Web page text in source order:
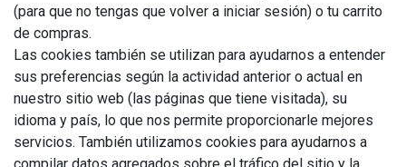
(para que no tengas que volver a iniciar sesión) o tu carrito
de compras.
Las cookies también se utilizan para ayudarnos a entender
sus preferencias según la actividad anterior o actual en
nuestro sitio web (las páginas que tiene visitada), su
idioma y país, lo que nos permite proporcionarle mejores
servicios. También utilizamos cookies para ayudarnos a